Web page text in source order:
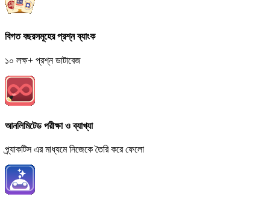
বিগত বছরসমূহের প্রশ্ন ব্যাংক
১০ লক্ষ+ প্রশ্ন ডাটাবেজ
আনলিমিটেড পরীক্ষা ও ব্যাখ্যা
প্র্যাকটিস এর মাধ্যমে নিজেকে তৈরি করে ফেলো